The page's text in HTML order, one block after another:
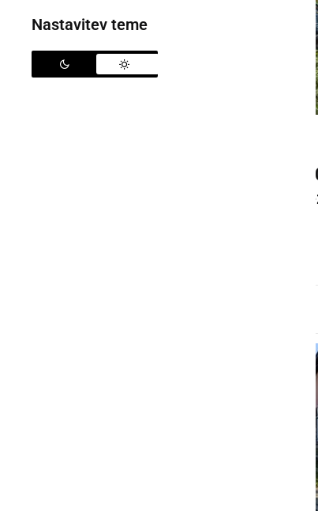
Nastavitev teme
Sončnice v Osluševcih:
železniške dediščine